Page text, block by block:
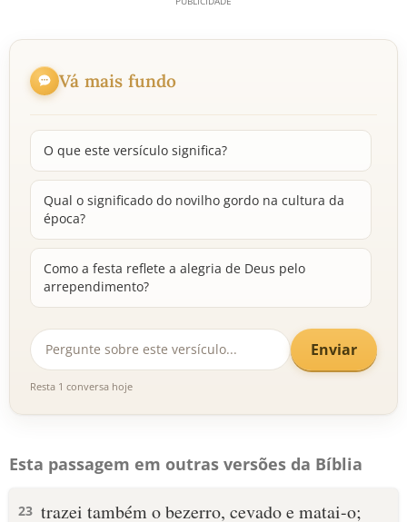
Vá mais fundo
O que este versículo significa?
Qual o significado do novilho gordo na cultura da
época?
Como a festa reflete a alegria de Deus pelo
arrependimento?
Enviar
Resta 1 conversa hoje
Esta passagem em outras versões da Bíblia
23 trazei também o bezerro, cevado e matai-o;